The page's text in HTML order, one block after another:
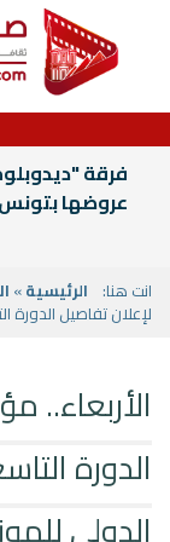
فرقة
عروضها
انت هنا: الرئيسية»
لإعلان تفاصيل الدورة
الدورة